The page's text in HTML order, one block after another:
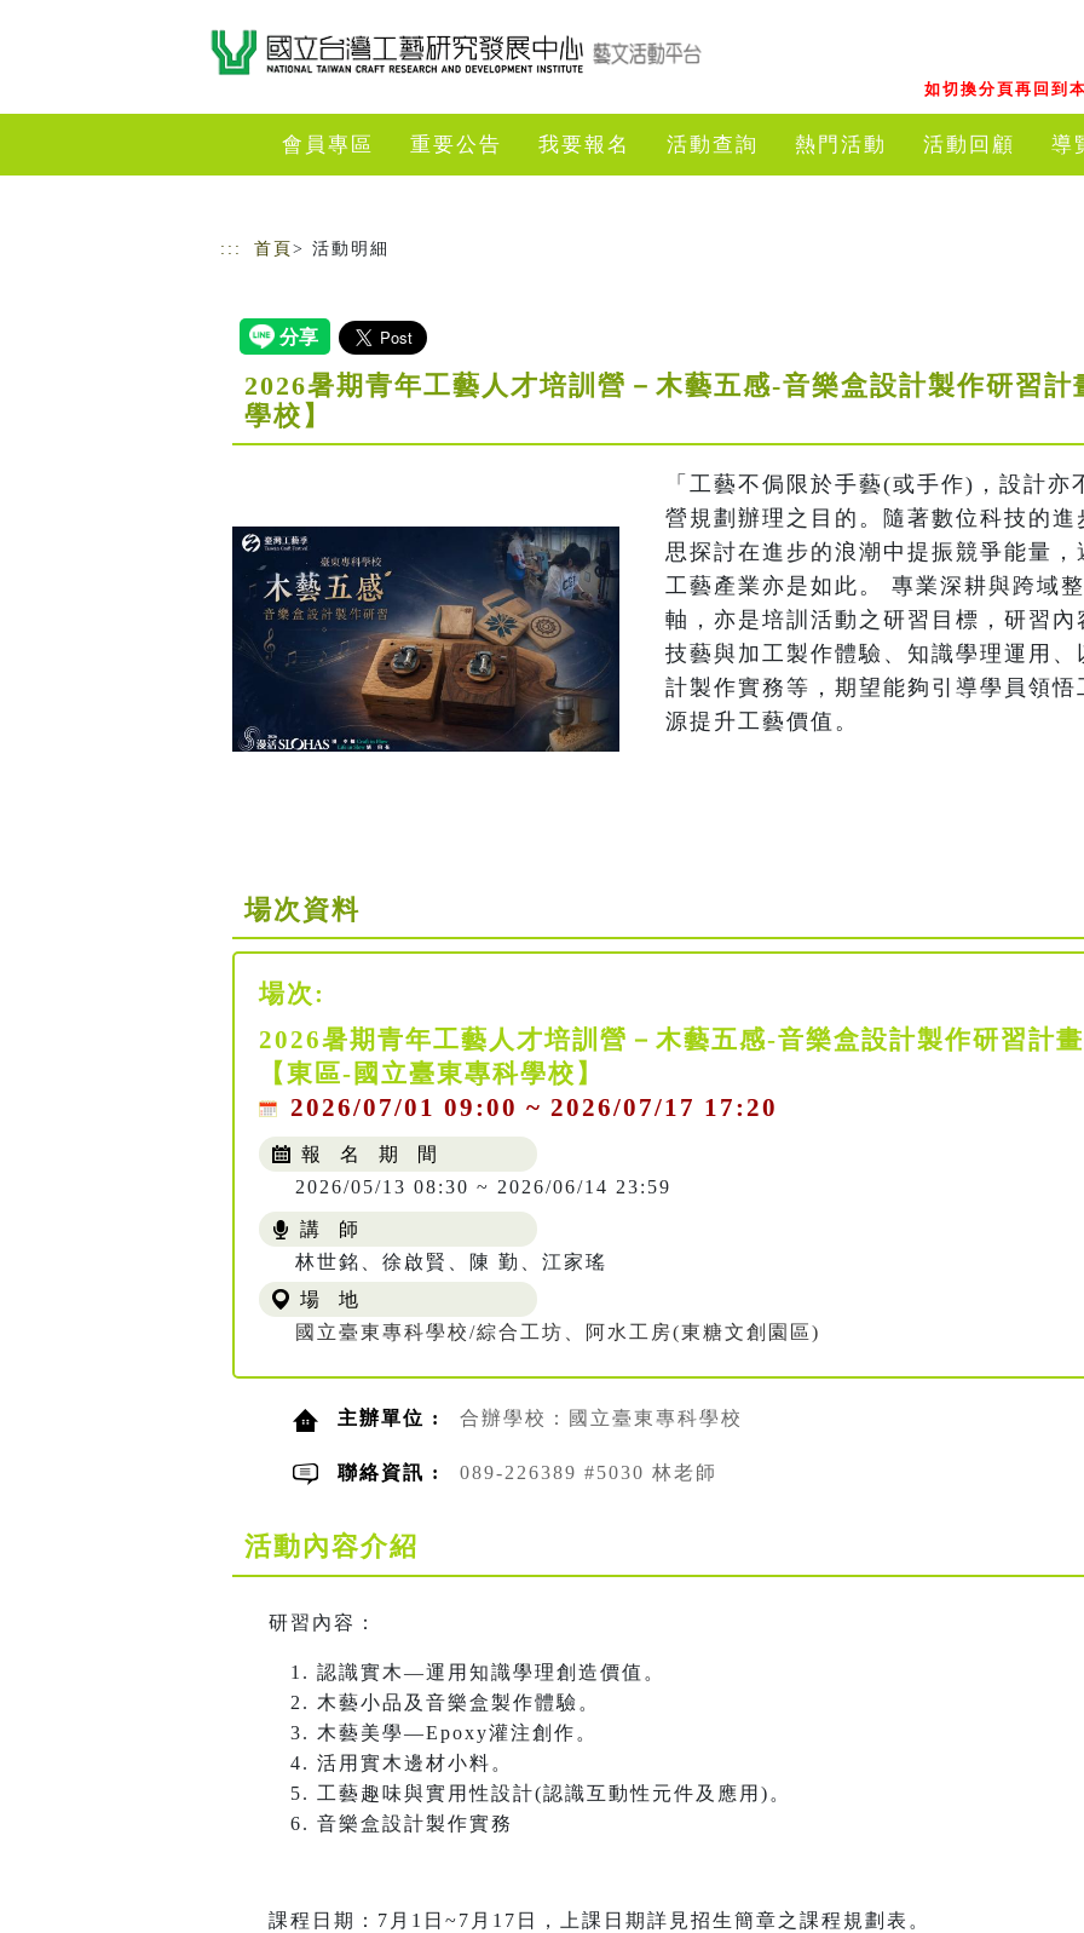
如切換分頁再回到
會員專區 重要公告 我要報名 活動查詢 熱門活動 活動回顧 導
::: 首頁 > 活動明細
2026暑期青年工藝人才培訓營－木藝五感-音樂盒設計製作研習
學校】
「工藝不侷限於手藝(或手作)，設計
營規劃辦理之目的。隨著數位科技的
思探討在進步的浪潮中提振競爭能量
工藝產業亦是如此。 專業深耕與跨域
軸，亦是培訓活動之研習目標，研習
技藝與加工製作體驗、知識學理運用
計製作實務等，期望能夠引導學員領
源提升工藝價值。
場次資料
場次:
2026暑期青年工藝人才培訓營－木藝五感-音樂盒設計製作研習計畫
【東區-國立臺東專科學校】
2026/07/01 09:00 ~ 2026/07/17 17:20
報 名 期 間
2026/05/13 08:30 ~ 2026/06/14 23:59
講 師
林世銘、徐啟賢、陳 勤、江家瑤
場 地
國立臺東專科學校/綜合工坊、阿水工房(東糖文創園區)
主辦單位 : 合辦學校：國立臺東專科學校
聯絡資訊 : 089-226389 #5030 林老師
活動內容介紹
研習內容：
認識實木—運用知識學理創造價值。
木藝小品及音樂盒製作體驗。
木藝美學—Epoxy灌注創作。
活用實木邊材小料。
工藝趣味與實用性設計(認識互動性元件及應用)。
音樂盒設計製作實務
課程日期：7月1日~7月17日，上課日期詳見招生簡章之課程規劃表。